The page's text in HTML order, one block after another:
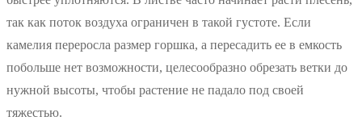
так как поток воздуха ограничен в такой густоте. Если
камелия переросла размер горшка, а пересадить ее в емкость
побольше нет возможности, целесообразно обрезать ветки до
нужной высоты, чтобы растение не падало под своей
тяжестью.